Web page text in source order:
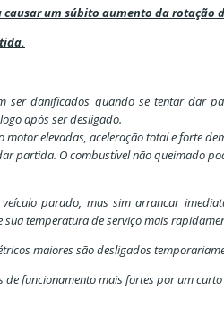
um súbito aumento da rotação
ser danificados quando se tentar dar
após ser desligado.
motor elevadas, aceleração total e forte
partida. O combustível não queimado
parado, mas sim arrancar
temperatura de serviço mais
maiores são desligados
funcionamento mais fortes por um